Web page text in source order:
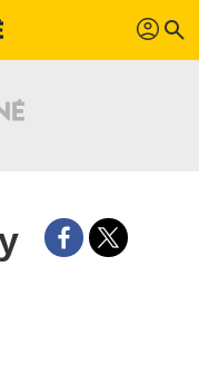
profil search